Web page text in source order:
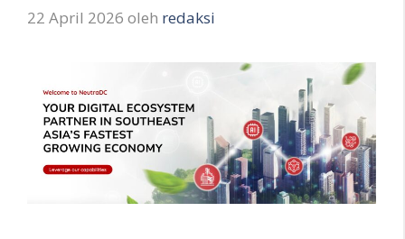
22 April 2026 oleh redaksi